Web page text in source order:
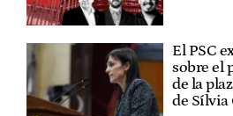
El PSC
sobre el
de la
de Sílvia